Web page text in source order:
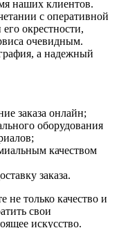
наших клиентов.
с оперативной
окрестности,
очевидным.
а надежный
заказа онлайн;
оборудования
качеством
заказа.
только качество и
свои
искусство.